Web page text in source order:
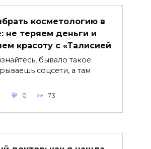
косметологию в
не теряем деньги и
красоту с «Талисией
бывало такое:
соцсети, а там
0 73